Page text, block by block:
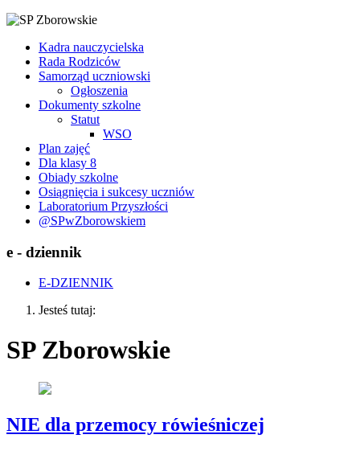
Kadra nauczycielska
Rada Rodziców
Samorząd uczniowski
Ogłoszenia
Dokumenty szkolne
Statut
WSO
Plan zajęć
Dla klasy 8
Obiady szkolne
Osiągnięcia i sukcesy uczniów
Laboratorium Przyszłości
@SPwZborowskiem
e - dziennik
E-DZIENNIK
Jesteś tutaj:
SP Zborowskie
NIE dla przemocy rówieśniczej